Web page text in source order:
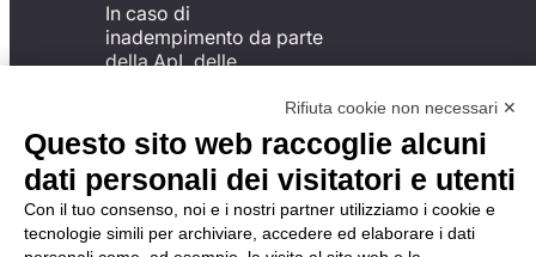
In caso di
inadempimento da parte
della ApL delle
del Codice di Condotta, è
possibile presentare un
reclamo
all’Organismo di
Monitoraggio utilizzando
una delle modalità
descritte al seguente
Rifiuta cookie non necessari ✕
Questo sito web raccoglie alcuni
dati personali dei visitatori e utenti
Con il tuo consenso, noi e i nostri partner utilizziamo i cookie e
tecnologie simili per archiviare, accedere ed elaborare i dati